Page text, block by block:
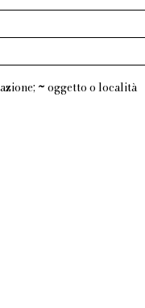
~ oggetto o località